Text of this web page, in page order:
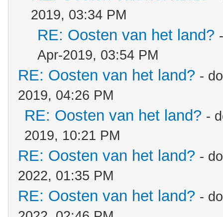
2019, 03:34 PM
RE: Oosten van het land?
Apr-2019, 03:54 PM
RE: Oosten van het land? -
2019, 04:26 PM
RE: Oosten van het land? -
2019, 10:21 PM
RE: Oosten van het land? -
2022, 01:35 PM
RE: Oosten van het land? -